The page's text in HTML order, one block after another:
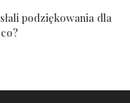
podziękowania dla